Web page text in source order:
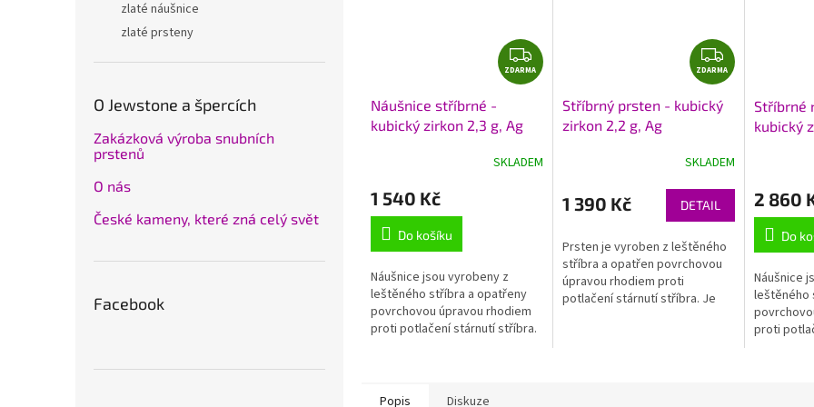
zlaté náušnice
zlaté prsteny
O Jewstone a špercích
Zakázková výroba snubních
prstenů
O nás
České kameny, které zná celý svět
Facebook
Z
D
A
ZDARMA
Náušnice stříbrné -
kubický zirkon 2,3 g, Ag
SKLADEM
1 540 Kč
Do košíku
Náušnice jsou vyrobeny z
leštěného stříbra a opatřeny
povrchovou úpravou rhodiem
proti potlačení stárnutí stříbra.
Z
D
A
A
ZDARMA
Stříbrný prsten - kubický
zirkon 2,2 g, Ag
SKLADEM
1 390 Kč DETAIL
Prsten je vyroben z leštěného
stříbra a opatřen povrchovou
úpravou rhodiem proti
potlačení stárnutí stříbra. Je
Stříbrné
kubický
2 860
Do
Náušnice
leštěného
proti
Popis Diskuze